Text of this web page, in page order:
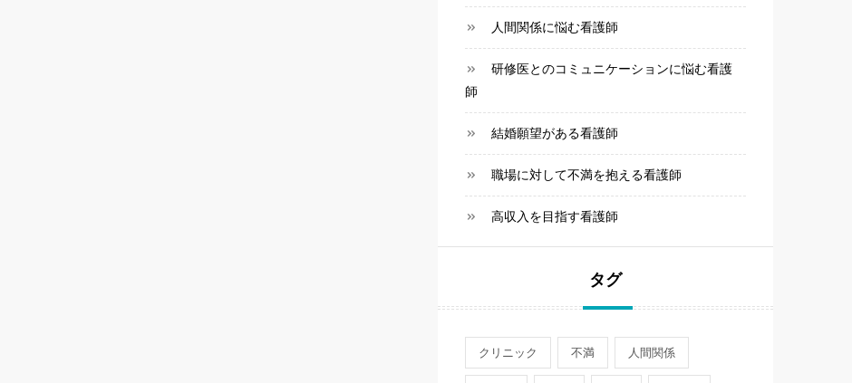
人間関係に悩む看護師
研修医とのコミュニケーションに悩む看護
師
結婚願望がある看護師
職場に対して不満を抱える看護師
高収入を目指す看護師
タグ
クリニック 不満 人間関係